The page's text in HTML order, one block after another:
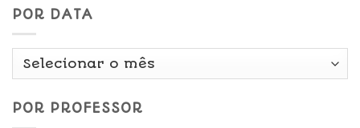
POR DATA
Por
POR PROFESSOR